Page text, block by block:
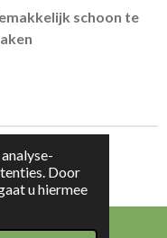
Door
u hiermee
schoon te